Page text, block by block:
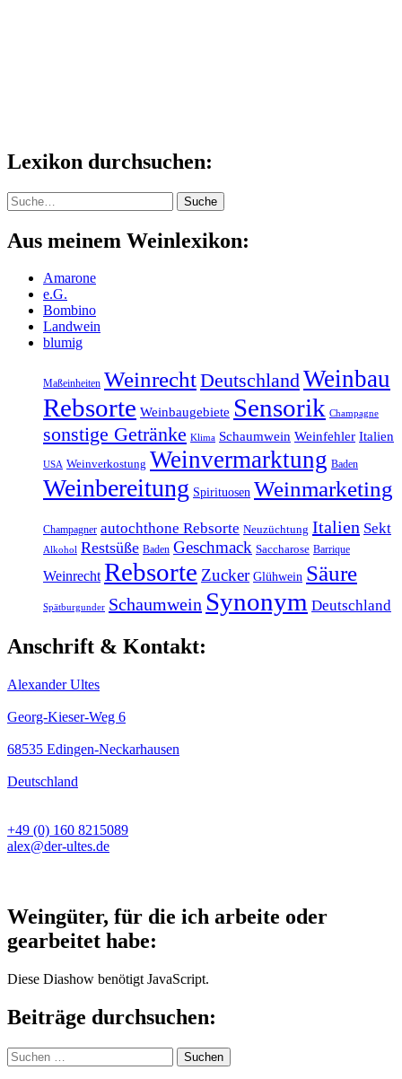
Lexikon durchsuchen:
Suche Suche
Aus meinem Weinlexikon:
Amarone
e.G.
Bombino
Landwein
blumig
Maßeinheiten WeinrechtDeutschlandWeinbau
Rebsorte Weinbaugebiete Sensorik Champagne
sonstige Getränke Klima Schaumwein Weinfehler Italien
USA Weinverkostung Weinvermarktung Baden
Weinbereitung Spirituosen Weinmarketing
Champagner autochthone Rebsorte Neuzüchtung Italien Sekt
Alkohol Restsüße Baden Geschmack Saccharose Barrique
Weinrecht Rebsorte Zucker Glühwein Säure
Spätburgunder Schaumwein Synonym Deutschland
Anschrift & Kontakt:
Alexander Ultes
Georg-Kieser-Weg 6
68535 Edingen-Neckarhausen
Deutschland
+49 (0) 160 8215089
alex@der-ultes.de
Weingüter, für die ich arbeite oder
gearbeitet habe:
Diese Diashow benötigt JavaScript.
Beiträge durchsuchen:
Suchen
nach: